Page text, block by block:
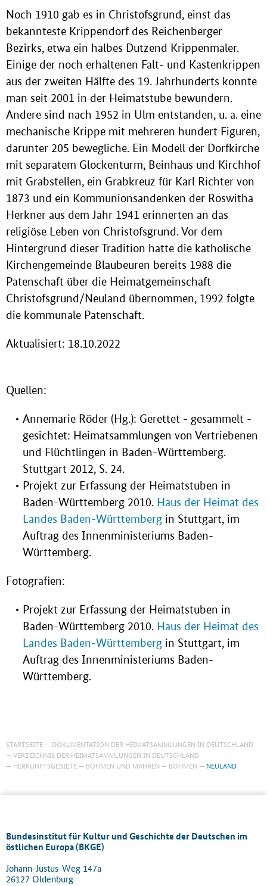
Noch 1910 gab es in Christofsgrund, einst das
bekannteste Krippendorf des Reichenberger
Bezirks, etwa ein halbes Dutzend Krippenmaler.
Einige der noch erhaltenen Falt- und Kastenkrippen
aus der zweiten Hälfte des 19. Jahrhunderts konnte
man seit 2001 in der Heimatstube bewundern.
Andere sind nach 1952 in Ulm entstanden, u. a. eine
mechanische Krippe mit mehreren hundert Figuren,
darunter 205 bewegliche. Ein Modell der Dorfkirche
mit separatem Glockenturm, Beinhaus und Kirchhof
mit Grabstellen, ein Grabkreuz für Karl Richter von
1873 und ein Kommunionsandenken der Roswitha
Herkner aus dem Jahr 1941 erinnerten an das
religiöse Leben von Christofsgrund. Vor dem
Hintergrund dieser Tradition hatte die katholische
Kirchengemeinde Blaubeuren bereits 1988 die
Patenschaft über die Heimatgemeinschaft
Christofsgrund/Neuland übernommen, 1992 folgte
die kommunale Patenschaft.
Aktualisiert: 18.10.2022
Quellen:
Annemarie Röder (Hg.): Gerettet - gesammelt -
gesichtet: Heimatsammlungen von Vertriebenen
und Flüchtlingen in Baden-Württemberg.
Stuttgart 2012, S. 24.
Projekt zur Erfassung der Heimatstuben in
Baden-Württemberg 2010. Haus der Heimat des
Landes Baden-Württemberg in Stuttgart, im
Auftrag des Innenministeriums Baden-
Württemberg.
Fotografien:
Projekt zur Erfassung der Heimatstuben in
Baden-Württemberg 2010. Haus der Heimat des
Landes Baden-Württemberg in Stuttgart, im
Auftrag des Innenministeriums Baden-
Württemberg.
STARTSEITE
DOKUMENTATION DER HEIMATSAMMLUNGEN IN DEUTSCHLAND
VERZEICHNIS DER HEIMATSAMMLUNGEN IN DEUTSCHLAND
HERKUNFTSGEBIETE
BÖHMEN UND MÄHREN BÖHMEN NEULAND
Bundesinstitut für Kultur und Geschichte der Deutschen im
östlichen Europa (BKGE)
Johann-Justus-Weg 147a
26127 Oldenburg